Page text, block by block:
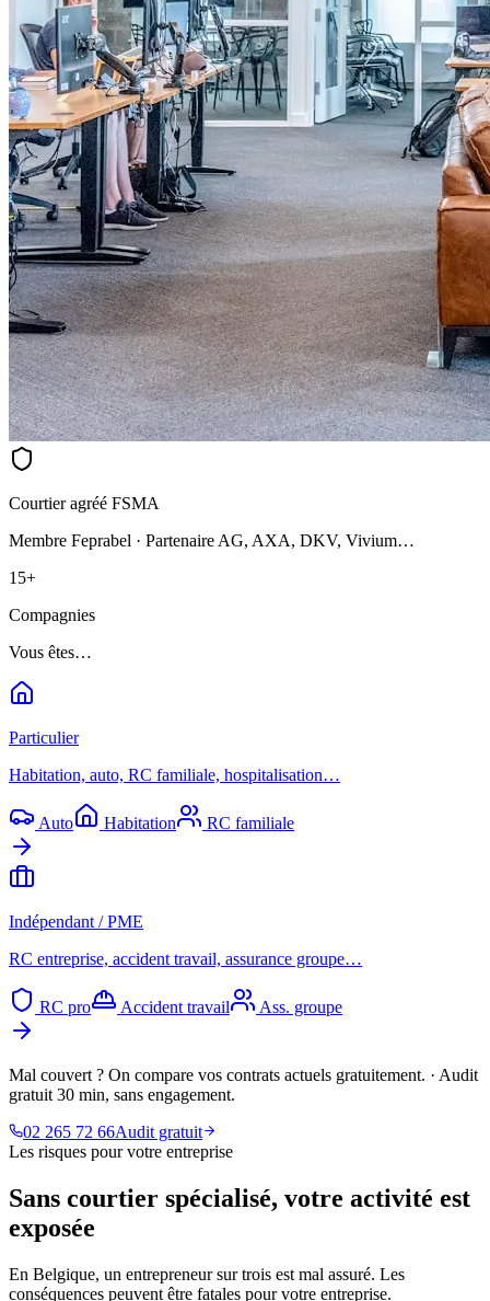
Courtier agréé FSMA
Membre Feprabel · Partenaire AG, AXA, DKV, Vivium…
15+
Compagnies
Vous êtes…
Particulier
Habitation, auto, RC familiale, hospitalisation…
Auto Habitation RC familiale
Indépendant / PME
RC entreprise, accident travail, assurance groupe…
RC pro Accident travail Ass. groupe
Mal couvert ? On compare vos contrats actuels gratuitement. · Audit
gratuit 30 min, sans engagement.
02 265 72 66Audit gratuit
Les risques pour votre entreprise
Sans courtier spécialisé, votre activité est
exposée
En Belgique, un entrepreneur sur trois est mal assuré. Les
conséquences peuvent être fatales pour votre entreprise.